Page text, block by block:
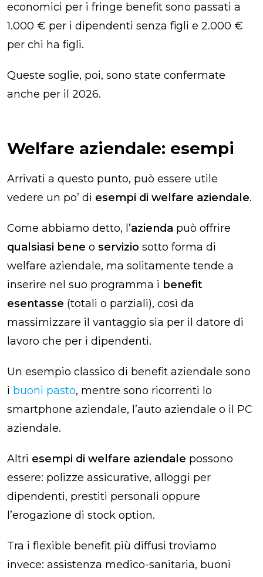
economici per i fringe benefit sono passati a
1.000 € per i dipendenti senza figli e 2.000 €
per chi ha figli.
Queste soglie, poi, sono state confermate
anche per il 2026.
Welfare aziendale: esempi
Arrivati a questo punto, può essere utile
vedere un po’ di esempi di welfare aziendale.
Come abbiamo detto, l’azienda può offrire
qualsiasi bene o servizio sotto forma di
welfare aziendale, ma solitamente tende a
inserire nel suo programma i benefit
esentasse (totali o parziali), così da
massimizzare il vantaggio sia per il datore di
lavoro che per i dipendenti.
Un esempio classico di benefit aziendale sono
i buoni pasto, mentre sono ricorrenti lo
smartphone aziendale, l’auto aziendale o il PC
aziendale.
Altri esempi di welfare aziendale possono
essere: polizze assicurative, alloggi per
dipendenti, prestiti personali oppure
l’erogazione di stock option.
Tra i flexible benefit più diffusi troviamo
invece: assistenza medico-sanitaria, buoni